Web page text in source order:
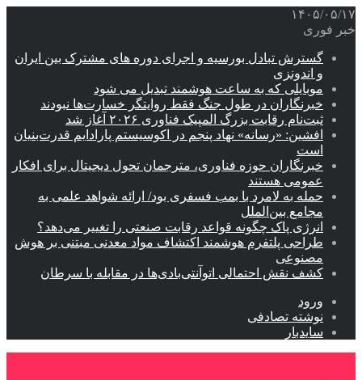
۱۴۰۵/۰۵/۱۷
خبر فوری
گسترش تبادل بورسیه و اجرای دوره های مشترک بین ایران
و اندونزی
موبایلی که به ساعت هوشمند تبدیل می شود
خبرنگاران در طول جنگ فقط روایتگر خسارت‌ها نبودند
ثبت‌نام رقابت بزرگ المپیک فناوری ۲۰۲۶ آغاز شد
افشین: «رسانه» نهاد پنجم در اکوسیستم پارادایم قدرت‌بنیان
است
خبرنگاران حوزه فناوری، مترجمان تحول دیجیتال برای افکار
عمومی هستند
حمله به لامرد با بمب فسفری بود/ ارائه شواهد علمی به
مجامع بین‌الملل
انرژی پاک چگونه قواعد رقابت صنعتی را تغییر می‌دهد؟
طراحی پلتفرم هوشمند اکتشاف مواد معدنی مبتنی بر هوش
مصنوعی
کشف نقش احتمالی اتوآنتی‌بادی‌ها در مقابله با سرطان
ورود
نوشته تصادفی
سایدبار